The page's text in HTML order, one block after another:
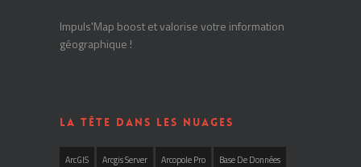
Impuls'Map boost et valorise votre information
géographique !
LA TÊTE DANS LES NUAGES
ArcGIS Arcgis Server Arcopole Pro Base De Données